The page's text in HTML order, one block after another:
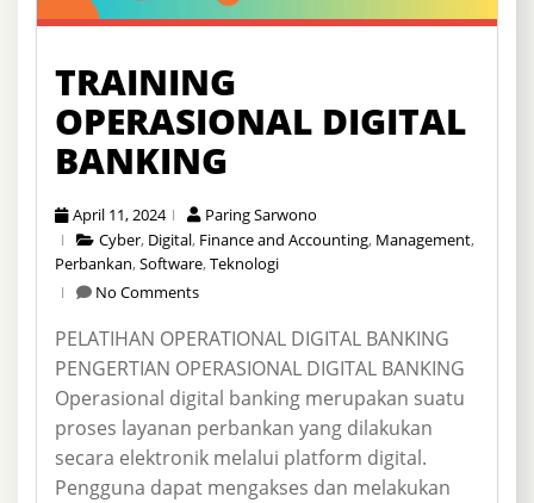
TRAINING
OPERASIONAL DIGITAL
BANKING
April 11, 2024
Paring Sarwono
Cyber, Digital, Finance and Accounting, Management,
Perbankan,Software,Teknologi
No Comments
PELATIHAN OPERATIONAL DIGITAL BANKING
PENGERTIAN OPERASIONAL DIGITAL BANKING
Operasional digital banking merupakan suatu
proses layanan perbankan yang dilakukan
secara elektronik melalui platform digital.
Pengguna dapat mengakses dan melakukan